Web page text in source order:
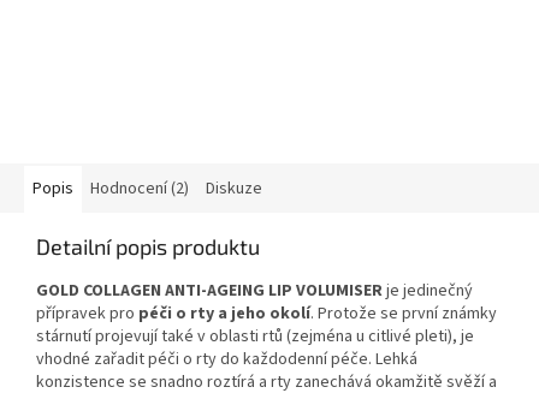
Popis Hodnocení (2) Diskuze
Detailní popis produktu
GOLD COLLAGEN ANTI-AGEING LIP VOLUMISERje jedinečný
přípravek pro péči o rty a jeho okolí. Protože se první známky
stárnutí projevují také v oblasti rtů (zejména u citlivé pleti), je
vhodné zařadit péči o rty do každodenní péče. Lehká
konzistence se snadno roztírá a rty zanechává okamžitě svěží a